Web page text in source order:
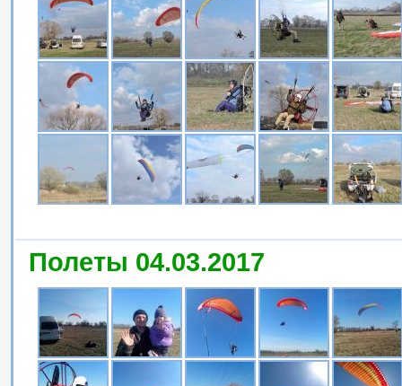
Полеты 04.03.2017